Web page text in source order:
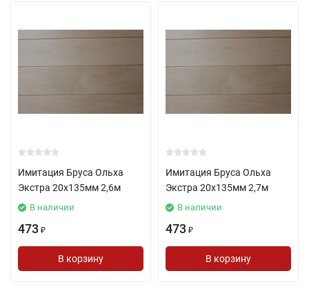
Имитация Бруса Ольха
Экстра 20х135мм 2,6м
В наличии
473 ₽
В корзину
Имитация Бруса Ольха
Экстра 20х135мм 2,7м
В наличии
473 ₽
В корзину